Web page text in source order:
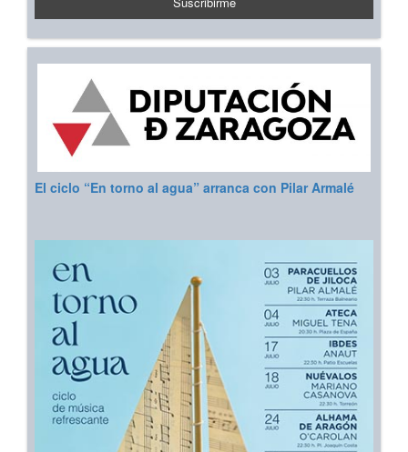
El ciclo “En torno al agua” arranca con Pilar Armalé